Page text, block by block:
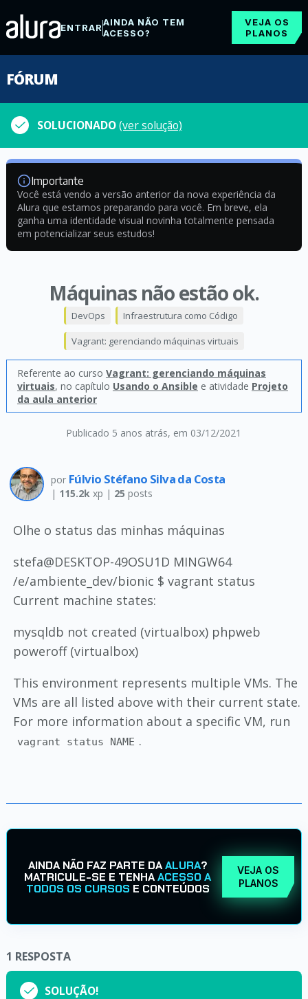
ENTRARAINDA NÃO TEM
ACESSO?
VEJA OS
PLANOS
FÓRUM
SOLUCIONADO(ver solução)
Importante
Você está vendo a versão anterior da nova experiência da
Alura que estamos preparando para você. Em breve, ela
ganha uma identidade visual novinha totalmente pensada
em potencializar seus estudos!
Máquinas não estão ok.
Publicado 5 anos atrás, em 03/12/2021
DevOps Infraestrutura como Código
Vagrant: gerenciando máquinas virtuais
Referente ao curso Vagrant: gerenciando máquinas
virtuais, no capítulo Usando o Ansible e atividade Projeto
da aula anterior
por Fúlvio Stéfano Silva da Costa
| 115.2kxp | 25 posts
Olhe o status das minhas máquinas
stefa@DESKTOP-49OSU1D MINGW64
/e/ambiente_dev/bionic $ vagrant status
Current machine states:
mysqldb not created (virtualbox) phpweb
poweroff (virtualbox)
This environment represents multiple VMs. The
VMs are all listed above with their current state.
For more information about a specific VM, run
vagrant status NAME .
AINDA NÃO FAZ PARTE DAALURA?
MATRICULE-SE E TENHAACESSO A
TODOS OS CURSOS E CONTEÚDOS
VEJA OS
PLANOS
1 RESPOSTA
SOLUÇÃO!